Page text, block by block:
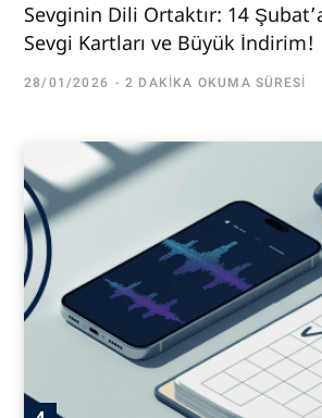
Sevginin Dili Ortaktır: 14
Sevgi Kartları ve Büyük İndirim!
28/01/2026 2 DAKIKA OKUMA SÜRESI